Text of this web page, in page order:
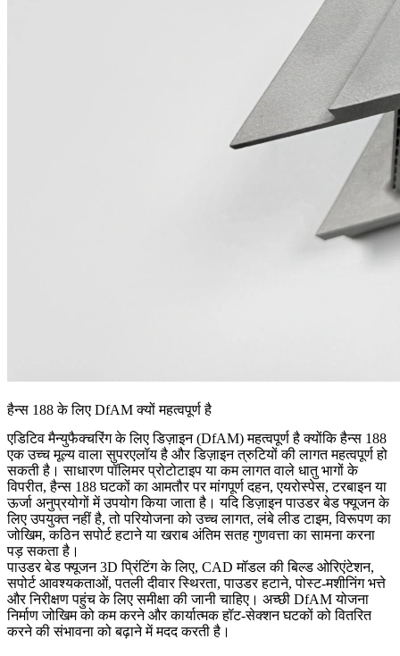
हैन्स 188 के लिए DfAM क्यों महत्वपूर्ण है
एडिटिव मैन्युफैक्चरिंग के लिए डिज़ाइन (DfAM) महत्वपूर्ण है क्योंकि हैन्स 188
एक उच्च मूल्य वाला सुपरएलॉय है और डिज़ाइन त्रुटियों की लागत महत्वपूर्ण हो
सकती है। साधारण पॉलिमर प्रोटोटाइप या कम लागत वाले धातु भागों के
विपरीत, हैन्स 188 घटकों का आमतौर पर मांगपूर्ण दहन, एयरोस्पेस, टरबाइन या
ऊर्जा अनुप्रयोगों में उपयोग किया जाता है। यदि डिज़ाइन पाउडर बेड फ्यूजन के
लिए उपयुक्त नहीं है, तो परियोजना को उच्च लागत, लंबे लीड टाइम, विरूपण का
जोखिम, कठिन सपोर्ट हटाने या खराब अंतिम सतह गुणवत्ता का सामना करना
पड़ सकता है।
पाउडर बेड फ्यूजन 3D प्रिंटिंगके लिए, CAD मॉडल की बिल्ड ओरिएंटेशन,
सपोर्ट आवश्यकताओं, पतली दीवार स्थिरता, पाउडर हटाने, पोस्ट-मशीनिंग भत्ते
और निरीक्षण पहुंच के लिए समीक्षा की जानी चाहिए। अच्छी DfAM योजना
निर्माण जोखिम को कम करने और कार्यात्मक हॉट-सेक्शन घटकों को वितरित
करने की संभावना को बढ़ाने में मदद करती है।